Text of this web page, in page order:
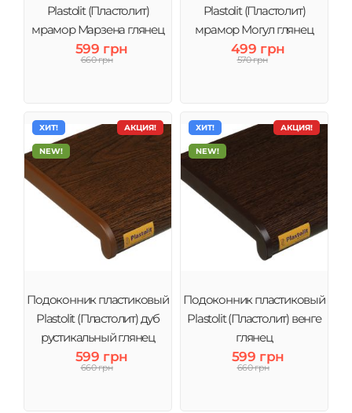
Plastolit (Пластолит)
мрамор Марзена глянец
599 грн
660 грн
Plastolit (Пластолит)
мрамор Могул глянец
499 грн
570 грн
АКЦИЯ!
ХИТ!
NEW!
Подоконник пластиковый
Plastolit (Пластолит) дуб
рустикальный глянец
599 грн
660 грн
АКЦИЯ!
ХИТ!
NEW!
Подоконник пластиковый
Plastolit (Пластолит) венге
глянец
599 грн
660 грн